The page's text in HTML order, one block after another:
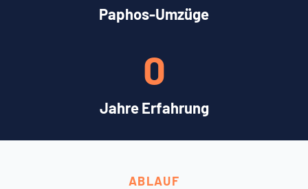
Paphos-Umzüge
Jahre Erfahrung
0
ABLAUF